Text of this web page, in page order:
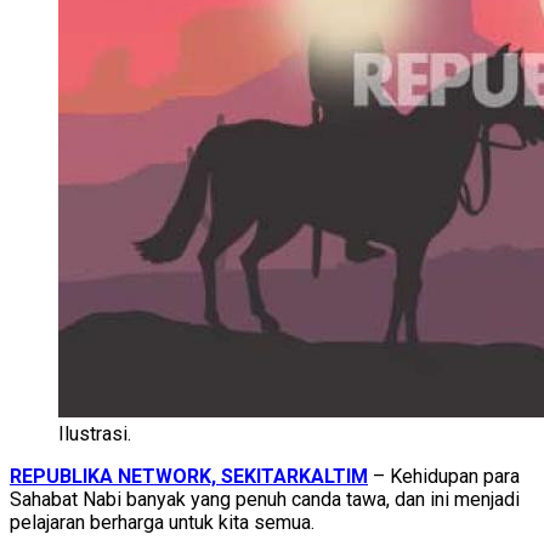
Ilustrasi.
REPUBLIKA NETWORK, SEKITARKALTIM – Kehidupan para
Sahabat Nabi banyak yang penuh canda tawa, dan ini menjadi
pelajaran berharga untuk kita semua.